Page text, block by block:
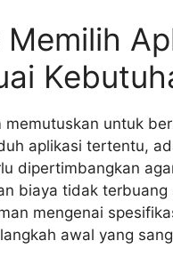
Memilih
memutuskan untuk
aplikasi tertentu,
dipertimbangkan
biaya tidak terbuang
mengenai
awal yang